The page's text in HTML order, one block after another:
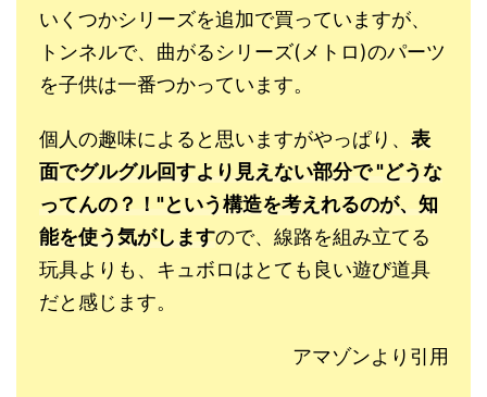
いくつかシリーズを追加で買っていますが、
トンネルで、曲がるシリーズ(メトロ)のパーツ
を子供は一番つかっています。
個人の趣味によると思いますがやっぱり、 表
面でグルグル回すより見えない部分で "どうな
ってんの？！"という構造を考えれるのが、知
能を使う気がしますので、線路を組み立てる
玩具よりも、キュボロはとても良い遊び道具
だと感じます。
アマゾンより引用